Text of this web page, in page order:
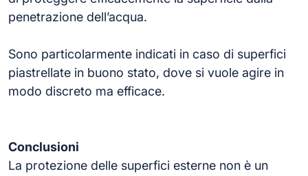
penetrazione dell’acqua.
Sono particolarmente indicati in caso di superfici
piastrellate in buono stato, dove si vuole agire in
modo discreto ma efficace.
Conclusioni
La protezione delle superfici esterne non è un